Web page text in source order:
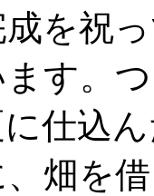
成を祝
す。
仕込
畑を